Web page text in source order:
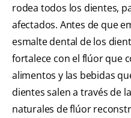
rodea todos los dientes,
afectados. Antes de que
esmalte dental de los
fortalece con el flúor que
alimentos y las bebidas
dientes salen a través de
naturales de flúor